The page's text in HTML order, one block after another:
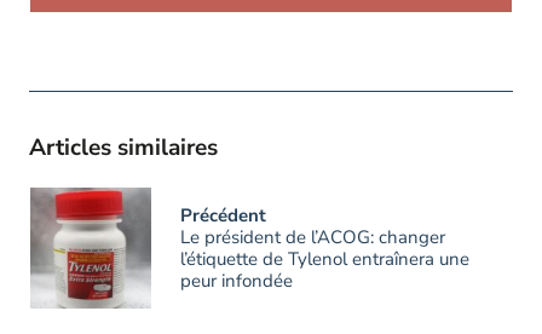
Articles similaires
Précédent
Le président de l’ACOG: changer
l’étiquette de Tylenol entraînera une
peur infondée